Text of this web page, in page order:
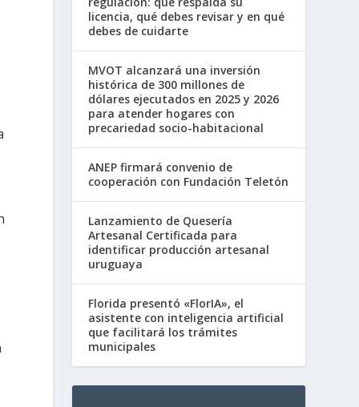
licencia, qué debes revisar y en qué
debes de cuidarte
MVOT alcanzará una inversión
histórica de 300 millones de
dólares ejecutados en 2025 y 2026
para atender hogares con
precariedad socio-habitacional
ANEP firmará convenio de
cooperación con Fundación Teletón
Lanzamiento de Quesería
Artesanal Certificada para
identificar producción artesanal
uruguaya
Florida presentó «FlorIA», el
asistente con inteligencia artificial
que facilitará los trámites
municipales